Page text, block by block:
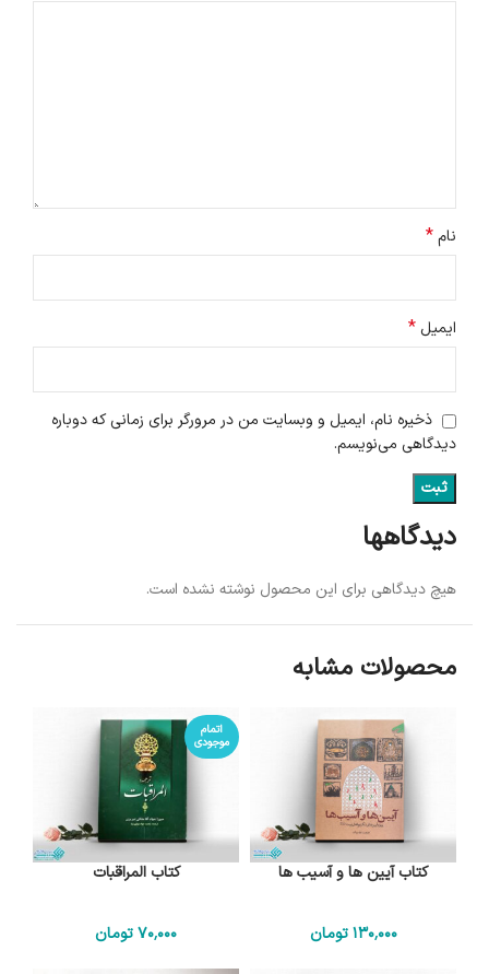
دیدگاهها
هیچ دیدگاهی برای این محصول نوشته نشده است.
نام*
ایمیل*
ذخیره نام، ایمیل و وبسایت من در مرورگر برای زمانی که دوباره
دیدگاهی می‌نویسم.
محصولات مشابه
کتاب آیین ها و آسیب ها
130٬000 تومان
اتمام
موجودی
کتاب المراقبات
70٬000تومان